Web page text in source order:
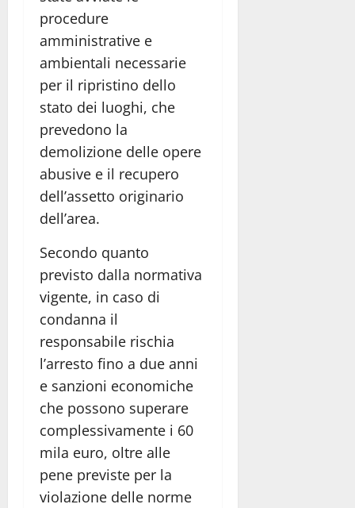
procedure
amministrative e
ambientali necessarie
per il ripristino dello
stato dei luoghi, che
prevedono la
demolizione delle opere
abusive e il recupero
dell’assetto originario
dell’area.
Secondo quanto
previsto dalla normativa
vigente, in caso di
condanna il
responsabile rischia
l’arresto fino a due anni
e sanzioni economiche
che possono superare
complessivamente i 60
mila euro, oltre alle
pene previste per la
violazione delle norme